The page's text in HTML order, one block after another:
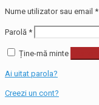
Nume utilizator sau email *
Parolă *
Ține-mă minte
Ai uitat parola?
Creezi un cont?